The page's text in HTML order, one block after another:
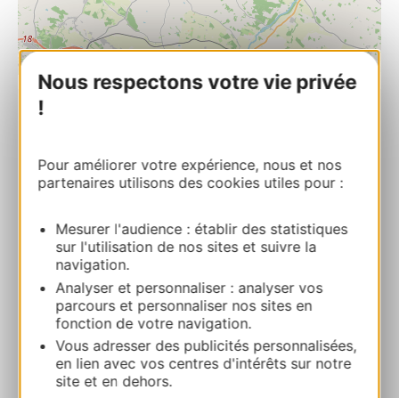
Nous respectons votre vie privée
!
Pour améliorer votre expérience, nous et nos
partenaires utilisons des cookies utiles pour :
Mesurer l'audience : établir des statistiques
sur l'utilisation de nos sites et suivre la
navigation.
Analyser et personnaliser : analyser vos
parcours et personnaliser nos sites en
fonction de votre navigation.
Vous adresser des publicités personnalisées,
en lien avec vos centres d'intérêts sur notre
site et en dehors.
Calcola il tuo percorso
05 62 05 22 89
E-mail
Sito web